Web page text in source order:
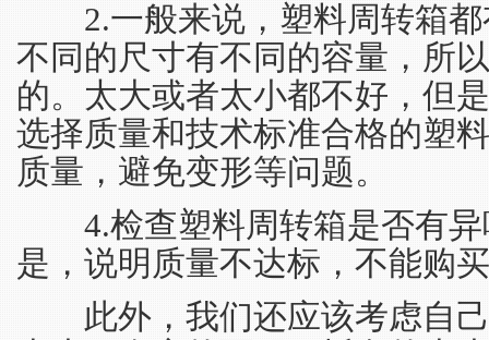
2.一般来说，塑料周转箱都
不同的尺寸有不同的容量，所
的。太大或者太小都不好，但
选择质量和技术标准合格的塑
质量，避免变形等问题。
4.检查塑料周转箱是否有异
是，说明质量不达标，不能购
此外，我们还应该考虑自己